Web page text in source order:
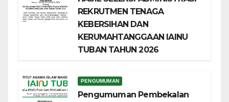
REKRUTMEN TENAGA
KEBERSIHAN DAN
KERUMAHTANGGAAN IAINU
TUBAN TAHUN 2026
PENGUMUMAN
Pengumuman Pembekalan